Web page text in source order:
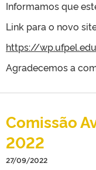
Informamos que
Link para o novo
https://
Agradecemos a
Comissão
2022
27/09/2022